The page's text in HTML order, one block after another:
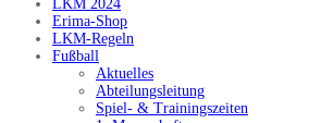
LKM 2024
Erima-Shop
LKM-Regeln
Fußball
Aktuelles
Abteilungsleitung
Spiel- & Trainingszeiten